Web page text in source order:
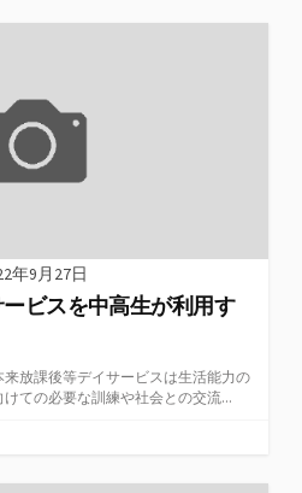
年9月27日
ビスを中高生が利用す
放課後等デイサービスは生活能力の
ての必要な訓練や社会との交流...